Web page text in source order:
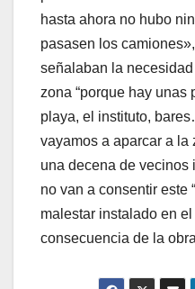
hasta ahora no hubo
pasasen los
señalaban la
zona “porque hay unas
playa, el instituto,
vayamos a aparcar a la
una decena de vecinos
no van a consentir este
malestar instalado en
consecuencia de la